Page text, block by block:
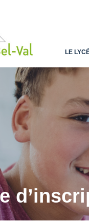
LE